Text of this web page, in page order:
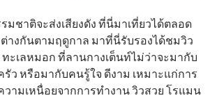
รมชาติจะส่งเสียงดัง ที่นี่มาเที่ยวได้ตลอด
างกันตามฤดูกาล มาที่นี่รับรองได้ชมวิว
ะเลหมอก ที่ลานกางเต็นท์ไม่ว่าจะมากับ
ว หรือมากับคนรู้ใจ ดีงาม เหมาะแก่การ
วามเหนื่อยจากการทำงาน วิวสวย โรแมน